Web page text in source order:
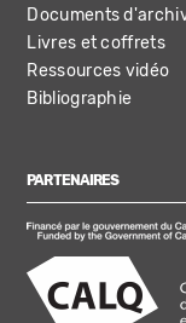
Documents
Livres et coffrets
Ressources vidéo
Bibliographie
PARTENAIRES